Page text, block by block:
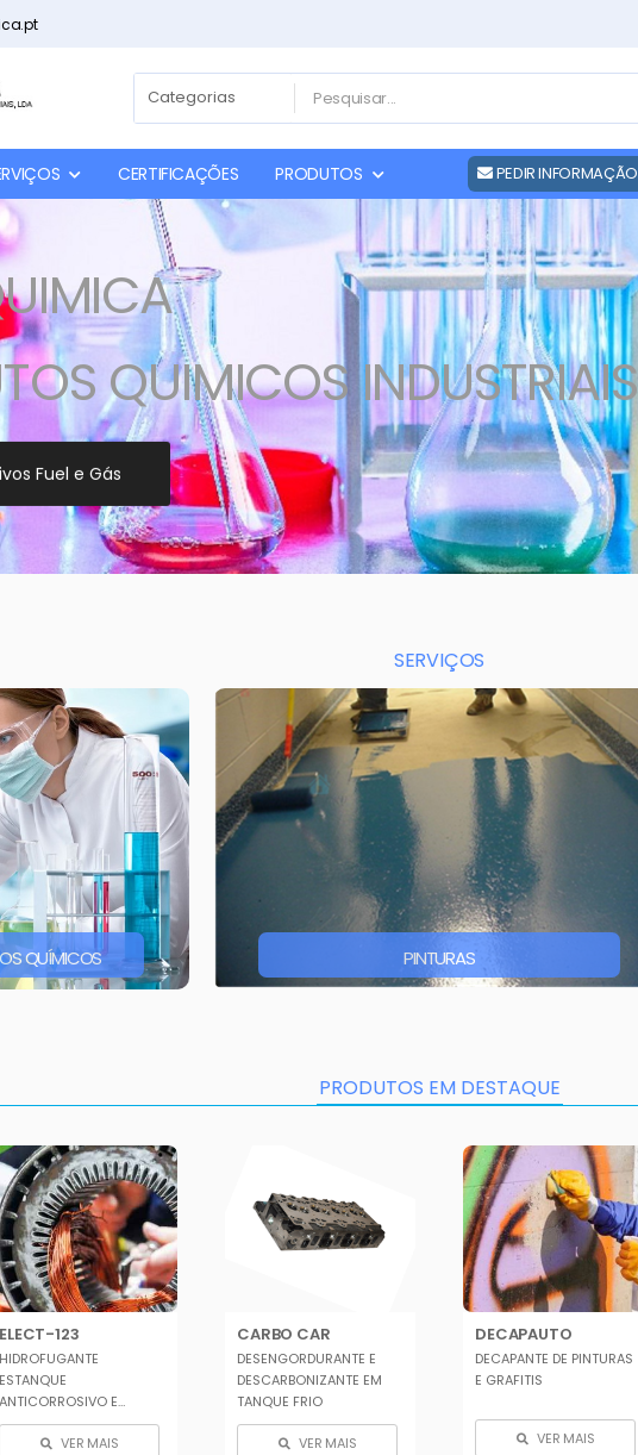
CERTIFICAÇÕES PRODUTOS PEDIR INFORMAÇÃO
QUIMICOS INDUSTRIAIS
Fuel e Gás
SERVIÇOS
QUÍMICOS PINTURAS
PRODUTOS EM DESTAQUE
ELECT-123
HIDROFUGANTE
ESTANQUE
ANTICORROSIVO E
LUBRIFICANTE PARA
EQUIPAMENTOS ...
VER MAIS
CARBO CAR
DESENGORDURANTE E
DESCARBONIZANTE EM
TANQUE FRIO
VER MAIS
DECAPAUTO
DECAPANTE DE PINTURAS
E GRAFITIS
VER MAIS